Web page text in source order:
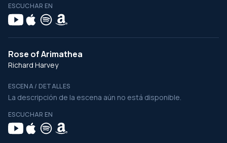
ESCUCHAR EN
Rose of Arimathea
Richard Harvey
ESCENA / DETALLES
La descripción de la escena aún no está disponible.
ESCUCHAR EN